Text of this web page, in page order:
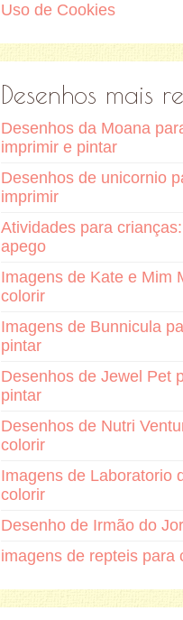
Uso de Cookies
Desenhos mais
Desenhos da Moana
imprimir e pintar
Desenhos de unicornio
imprimir
Atividades para
apego
Imagens de Kate e Mim
colorir
Imagens de Bunnicula
pintar
Desenhos de Jewel Pet
pintar
Desenhos de Nutri
colorir
Imagens de Laboratorio
colorir
Desenho de Irmão do
imagens de repteis para